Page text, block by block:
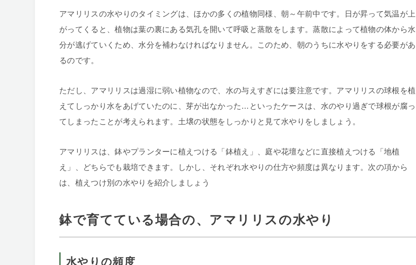
アマリリスの水やりのタイミングは、ほかの多くの植物同様、朝～午前中です。日が昇って気温が上
がってくると、植物は葉の裏にある気孔を開いて呼吸と蒸散をします。蒸散によって植物の体から水
分が逃げていくため、水分を補わなければなりません。このため、朝のうちに水やりをする必要があ
るのです。
ただし、アマリリスは過湿に弱い植物なので、水の与えすぎには要注意です。アマリリスの球根を植
えてしっかり水をあげていたのに、芽が出なかった…といったケースは、水のやり過ぎで球根が腐っ
てしまったことが考えられます。土壌の状態をしっかりと見て水やりをしましょう。
アマリリスは、鉢やプランターに植えつける「鉢植え」、庭や花壇などに直接植えつける「地植
え」、どちらでも栽培できます。しかし、それぞれ水やりの仕方や頻度は異なります。次の項から
は、植えつけ別の水やりを紹介しましょう
鉢で育てている場合の、アマリリスの水やり
水やりの頻度